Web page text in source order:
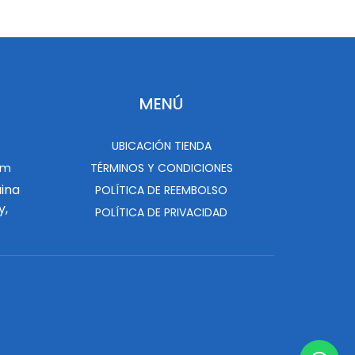
MENÚ
UBICACIÓN TIENDA
TÉRMINOS Y CONDICIONES
POLÍTICA DE REEMBOLSO
POLÍTICA DE PRIVACIDAD